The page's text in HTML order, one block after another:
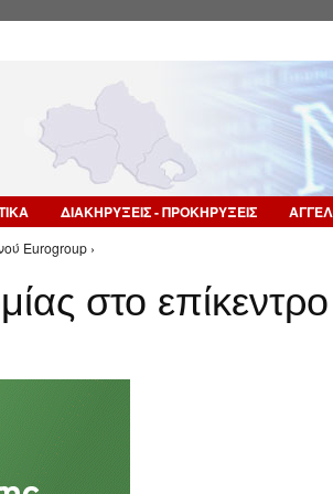
ΔΙΑΚΗΡΥΞΕΙΣ - ΠΡΟΚΗΡΥΞΕΙΣ
Eurogroup ›
στο επίκεντρο